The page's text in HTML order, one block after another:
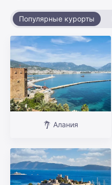
Популярные курорты
Алания